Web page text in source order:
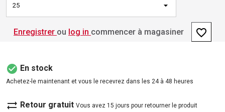
25
Enregistrer ou log in commencer à magasiner favorite_border
check_circle En stock
Achetez-le maintenant et vous le recevrez dans les 24 à 48 heures
sync_alt Retour gratuit Vous avez 15 jours pour retourner le produit